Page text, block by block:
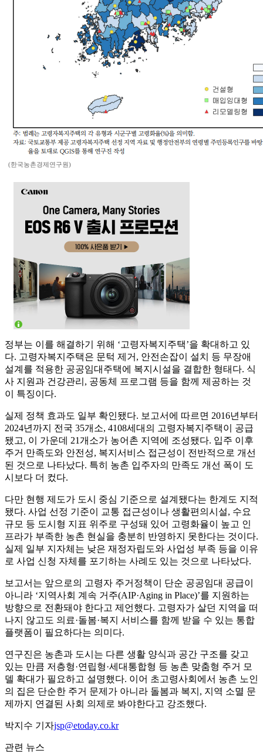
(한국농촌경제연구원)
정부는 이를 해결하기 위해 ‘고령자복지주택’을 확대하고 있
다. 고령자복지주택은 문턱 제거, 안전손잡이 설치 등 무장애
설계를 적용한 공공임대주택에 복지시설을 결합한 형태다. 식
사 지원과 건강관리, 공동체 프로그램 등을 함께 제공하는 것
이 특징이다.
실제 정책 효과도 일부 확인됐다. 보고서에 따르면 2016년부터
2024년까지 전국 35개소, 4108세대의 고령자복지주택이 공급
됐고, 이 가운데 21개소가 농어촌 지역에 조성됐다. 입주 이후
주거 만족도와 안전성, 복지서비스 접근성이 전반적으로 개선
된 것으로 나타났다. 특히 농촌 입주자의 만족도 개선 폭이 도
시보다 더 컸다.
다만 현행 제도가 도시 중심 기준으로 설계됐다는 한계도 지적
됐다. 사업 선정 기준이 교통 접근성이나 생활편의시설, 수요
규모 등 도시형 지표 위주로 구성돼 있어 고령화율이 높고 인
프라가 부족한 농촌 현실을 충분히 반영하지 못한다는 것이다.
실제 일부 지자체는 낮은 재정자립도와 사업성 부족 등을 이유
로 사업 신청 자체를 포기하는 사례도 있는 것으로 나타났다.
보고서는 앞으로의 고령자 주거정책이 단순 공공임대 공급이
아니라 ‘지역사회 계속 거주(AIP·Aging in Place)’를 지원하는
방향으로 전환돼야 한다고 제언했다. 고령자가 살던 지역을 떠
나지 않고도 의료·돌봄·복지 서비스를 함께 받을 수 있는 통합
플랫폼이 필요하다는 의미다.
연구진은 농촌과 도시는 다른 생활 양식과 공간 구조를 갖고
있는 만큼 저층형·연립형·세대통합형 등 농촌 맞춤형 주거 모
델 확대가 필요하고 설명했다. 이어 초고령사회에서 농촌 노인
의 집은 단순한 주거 문제가 아니라 돌봄과 복지, 지역 소멸 문
제까지 연결된 사회 의제로 봐야한다고 강조했다.
박지수 기자jsp@etoday.co.kr
관련 뉴스